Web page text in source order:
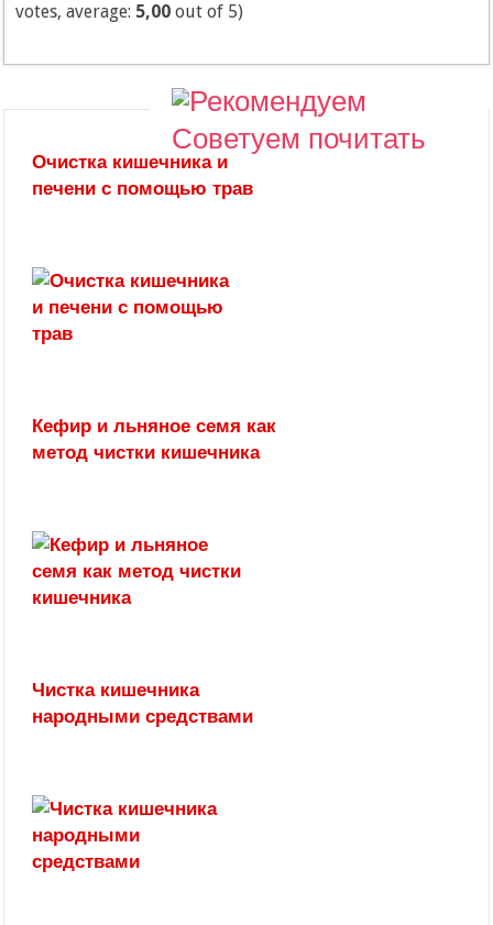
votes, average: 5,00 out of 5)
Советуем почитать
Очистка кишечника и
печени с помощью трав
Кефир и льняное семя как
метод чистки кишечника
Чистка кишечника
народными средствами